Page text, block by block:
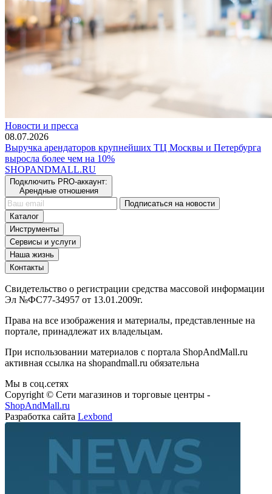
Новости и пресса
08.07.2026
Выручка арендаторов крупнейших ТЦ Москвы и Петербурга
выросла более чем на 10%
SHOPANDMALL.RU
Подключить PRO-аккаунт:
Арендные отношения
Подписаться на новости
Каталог
Инструменты
Сервисы и услуги
Наша жизнь
Контакты
Свидетельство о регистрации средства массовой информации
Эл №ФС77-34957 от 13.01.2009г.
Права на все изображения и материалы, представленные на
портале, принадлежат их владельцам.
При использовании материалов с портала ShopAndMall.ru
активная ссылка на shopandmall.ru обязательна
Мы в соц.сетях
Copyright © Сети магазинов и торговые центры -
ShopAndMall.ru
Разработка сайта Lexbond